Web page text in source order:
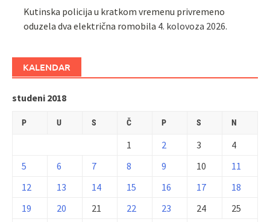
Kutinska policija u kratkom vremenu privremeno
oduzela dva električna romobila 4. kolovoza 2026.
KALENDAR
studeni 2018
P U S Č P S N
1 2 3
4
5
6 7 8 9 10
11
12
13 14 15 16 17
18
19
20 21 22 23 24
25